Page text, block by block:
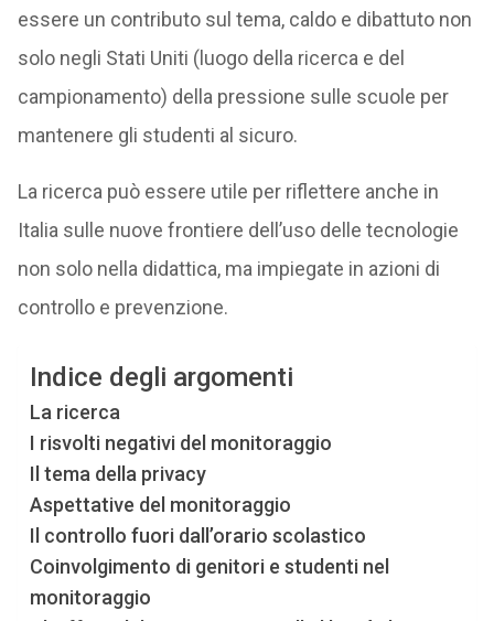
essere un contributo sul tema, caldo e dibattuto non
solo negli Stati Uniti (luogo della ricerca e del
campionamento) della pressione sulle scuole per
mantenere gli studenti al sicuro.
La ricerca può essere utile per riflettere anche in
Italia sulle nuove frontiere dell’uso delle tecnologie
non solo nella didattica, ma impiegate in azioni di
controllo e prevenzione.
Indice degli argomenti
La ricerca
I risvolti negativi del monitoraggio
Il tema della privacy
Aspettative del monitoraggio
Il controllo fuori dall’orario scolastico
Coinvolgimento di genitori e studenti nel
monitoraggio